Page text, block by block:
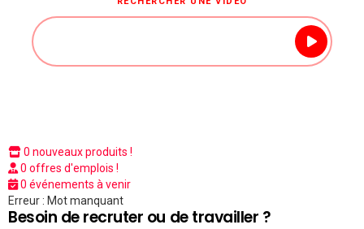
0 nouveaux produits !
0 offres d'emplois !
0 événements à venir
Erreur : Mot manquant
Besoin de recruter ou de travailler ?